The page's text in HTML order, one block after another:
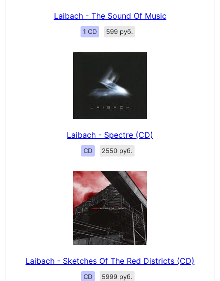
Laibach - The Sound Of Music
1 CD 599 руб.
Laibach - Spectre (CD)
CD 2550 руб.
Laibach - Sketches Of The Red Districts (CD)
CD 5999 руб.